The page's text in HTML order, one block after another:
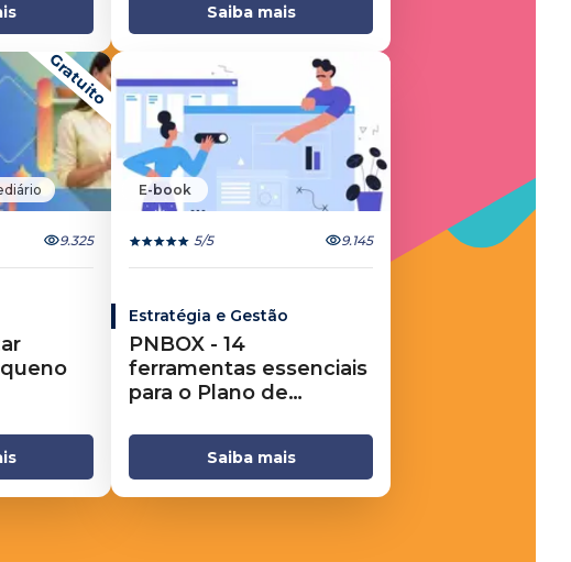
Saiba mais
Gratuito
9.325
E-book
5/5 9.145
Estratégia e Gestão
PNBOX - 14
ferramentas essenciais
para o Plano de
Saiba mais